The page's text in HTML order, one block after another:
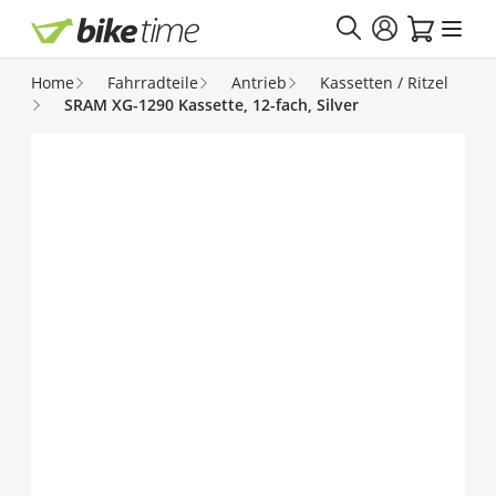
Direkt zum Inhalt
Home Fahrradteile Antrieb
Kassetten / Ritzel
SRAM XG-1290 Kassette, 12-fach, Silver